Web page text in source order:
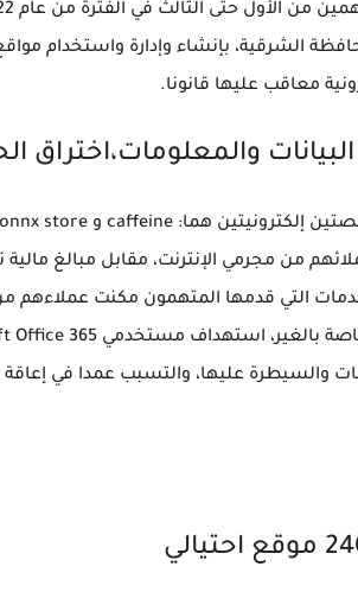
الشرقية، بإنشاء وإدارة واستخدام
معاقب عليها قانونا.
والمعلومات،اختراق
من مجرمي الإنترنت، مقابل مبالغ
التي قدمها المتهمون مكنت عملاءهم
والسيطرة عليها، والتسبب عمدا في